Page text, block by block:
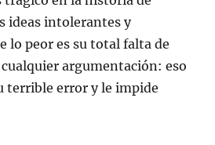
ideas intolerantes y
lo peor es su total falta de
argumentación: eso
terrible error y le impide